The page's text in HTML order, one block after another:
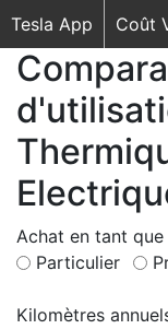
Tesla App Coût
Achat en tant que
Particulier
Kilomètres